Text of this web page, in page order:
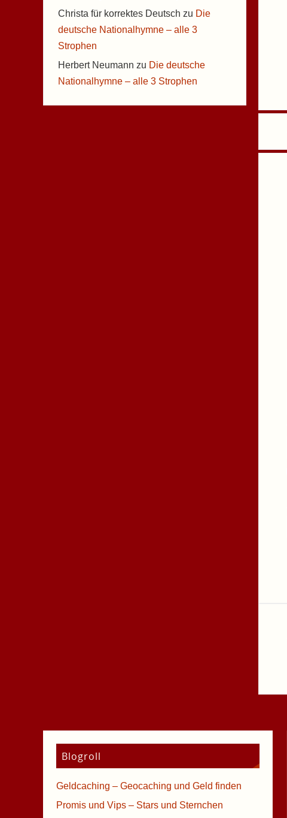
Christa für korrektes Deutsch zu Die
deutsche Nationalhymne – alle 3
Strophen
Herbert Neumann zu Die deutsche
Nationalhymne – alle 3 Strophen
Blogroll
Geldcaching – Geocaching und Geld finden
Promis und Vips – Stars und Sternchen